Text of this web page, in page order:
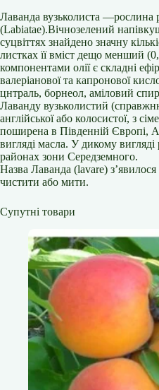
Лаванда вузьколиста —рослина
(Labiatae).Вічнозелений
суцвіттях знайдено значну
листках її вміст дещо менший
компонентами олії є складні
валеріанової та капронової
цнтраль, борнеол, аміловий
Лаванду вузьколистий
англійської або колосистої, з
поширена в Південній Європі,
вигляді масла. У дикому
районах зони Середземного.
Назва Лаванда (lavare) з’явилося
чистити або мити.
Супутні товари